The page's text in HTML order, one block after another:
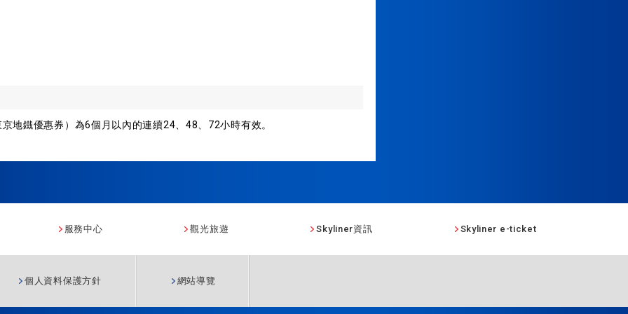
鐵優惠券）為6個月以內的連續24、48、72小時有效。
服務中心 觀光旅遊 Skyliner資訊 Skyliner e-ticket
個人資料保護方針 網站導覽